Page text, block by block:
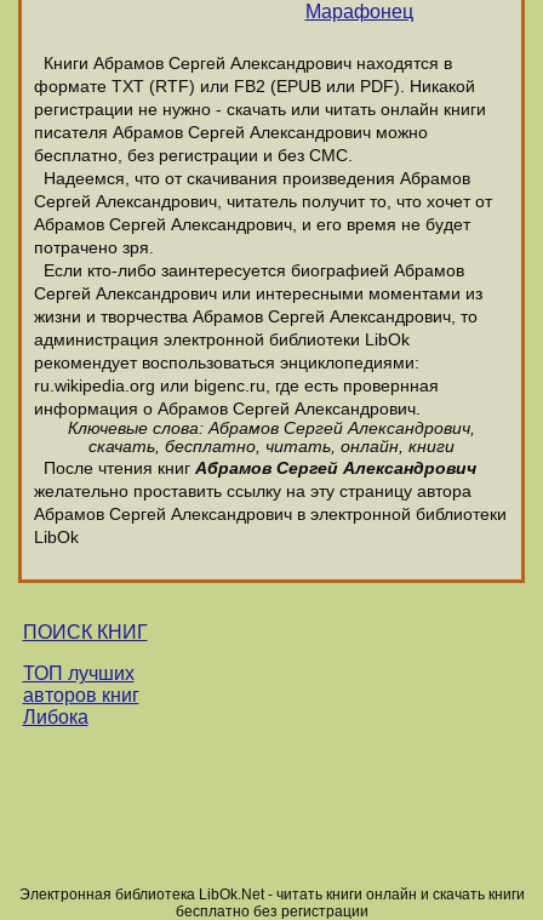
Марафонец
Книги Абрамов Сергей Александрович находятся в
формате ТХТ (RTF) или FB2 (EPUB или PDF). Никакой
регистрации не нужно - скачать или читать онлайн книги
писателя Абрамов Сергей Александрович можно
бесплатно, без регистрации и без СМС.
Надеемся, что от скачивания произведения Абрамов
Сергей Александрович, читатель получит то, что хочет от
Абрамов Сергей Александрович, и его время не будет
потрачено зря.
Если кто-либо заинтересуется биографией Абрамов
Сергей Александрович или интересными моментами из
жизни и творчества Абрамов Сергей Александрович, то
администрация электронной библиотеки LibOk
рекомендует воспользоваться энциклопедиями:
ru.wikipedia.org или bigenc.ru, где есть провернная
информация о Абрамов Сергей Александрович.
Ключевые слова: Абрамов Сергей Александрович,
скачать, бесплатно, читать, онлайн, книги
После чтения книг Абрамов Сергей Александрович
желательно проставить ссылку на эту страницу автора
Абрамов Сергей Александрович в электронной библиотеки
LibOk
ПОИСК КНИГ
ТОП лучших
авторов книг
Либока
Электронная библиотека LibOk.Net - читать книги онлайн и скачать книги
бесплатно без регистрации